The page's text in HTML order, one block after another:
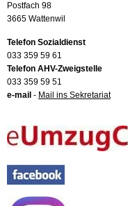
Postfach 98
3665 Wattenwil
Telefon Sozialdienst
033 359 59 61
Telefon AHV-Zweigstelle
033 359 59 51
e-mail - Mail ins Sekretariat